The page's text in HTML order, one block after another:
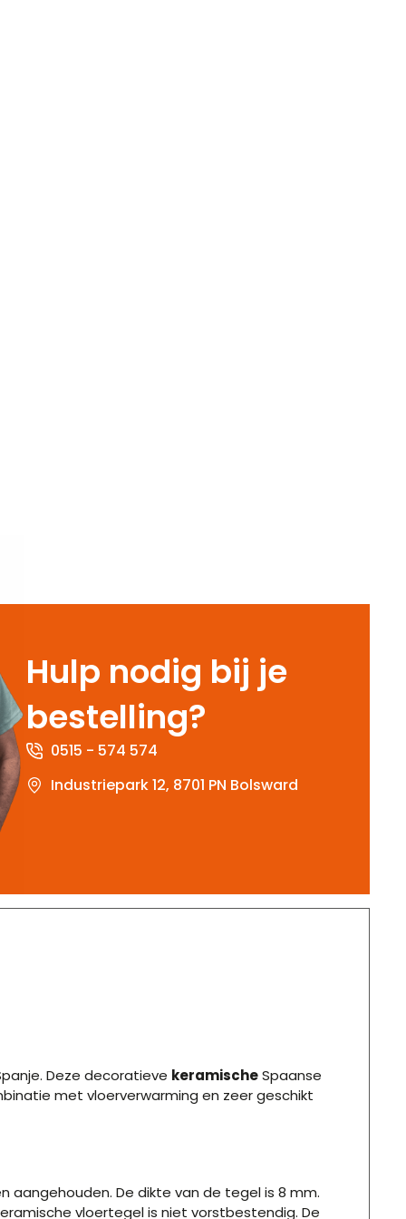
Hulp nodig bij je
bestelling?
0515 - 574 574
Industriepark 12, 8701 PN Bolsward
Deze decoratieve keramischeSpaanse
met vloerverwarming en zeer geschikt
aangehouden. De dikte van de tegel is 8 mm.
vloertegel is niet vorstbestendig. De